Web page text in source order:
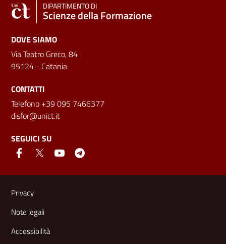
DIPARTIMENTO DI
Scienze della Formazione
DOVE SIAMO
Via Teatro Greco, 84
95124 - Catania
CONTATTI
Telefono +39 095 7466377
disfor@unict.it
SEGUICI SU
Link e informazioni utili
Privacy
Note legali
Accessibilità